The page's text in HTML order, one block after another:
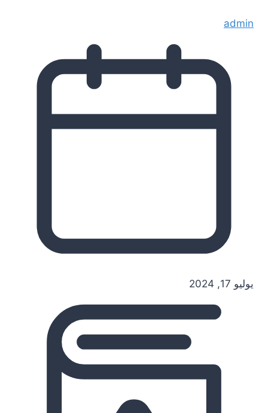
admin
يوليو 17, 2024